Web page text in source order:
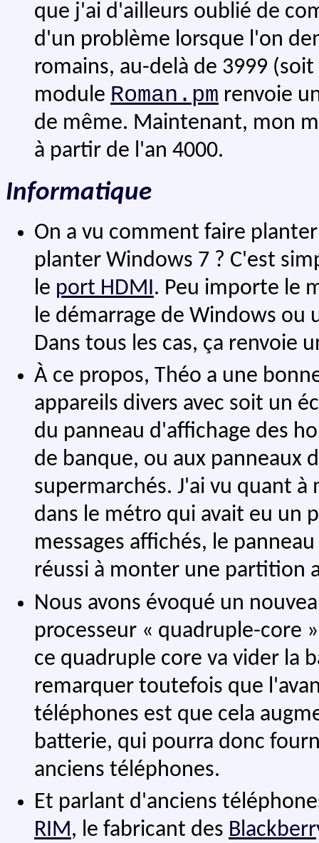
que j'ai d'ailleurs oublié de
d'un problème lorsque l'on
romains, au-delà de 3999
module Roman.pm renvoie
de même. Maintenant, mon
à partir de l'an 4000.
Informatique
On a vu comment faire
planter Windows 7 ? C'est
le port HDMI. Peu importe le
le démarrage de Windows
Dans tous les cas, ça renvoie
À ce propos, Théo a une
appareils divers avec soit un
du panneau d'affichage des
de banque, ou aux panneaux
supermarchés. J'ai vu quant
dans le métro qui avait eu un
messages affichés, le
réussi à monter une partition
Nous avons évoqué un
processeur « quadruple-core
ce quadruple core va vider la
remarquer toutefois que
téléphones est que cela
batterie, qui pourra donc
anciens téléphones.
Et parlant d'anciens
RIM, le fabricant des